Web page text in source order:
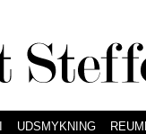
UDSMYKNING